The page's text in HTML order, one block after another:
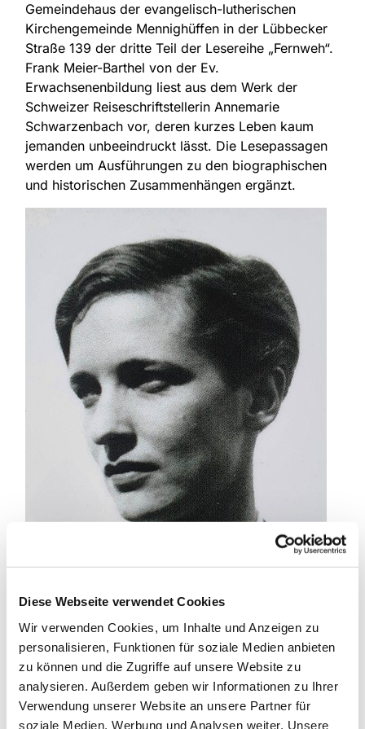
Diese Webseite verwendet Cookies
Wir verwenden Cookies, um Inhalte und Anzeigen zu
personalisieren, Funktionen für soziale Medien anbieten
zu können und die Zugriffe auf unsere Website zu
analysieren. Außerdem geben wir Informationen zu Ihrer
Verwendung unserer Website an unsere Partner für
soziale Medien, Werbung und Analysen weiter. Unsere
Gemeindehaus der evangelisch-lutherischen
Kirchengemeinde Mennighüffen in der Lübbecker
Straße 139 der dritte Teil der Lesereihe „Fernweh“.
Frank Meier-Barthel von der Ev.
Erwachsenenbildung liest aus dem Werk der
Schweizer Reiseschriftstellerin Annemarie
Schwarzenbach vor, deren kurzes Leben kaum
jemanden unbeeindruckt lässt. Die Lesepassagen
werden um Ausführungen zu den biographischen
und historischen Zusammenhängen ergänzt.
Foto: Die Reiseschriftstellerin Annemarie
Schwarzenbach (1908 bis 1942)